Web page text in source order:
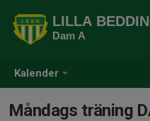
Kalender
LILLA
Dam A
Måndags träning